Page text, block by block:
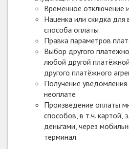
Временное отключение
Наценка или скидка для
способа оплаты
Правка параметров
Выбор другого
любой другой
другого платёжного
Получение
неоплате
Произведение оплаты
способов, в т.ч. картой,
деньгами, через
терминал